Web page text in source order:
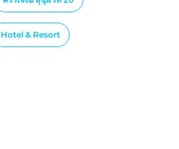
็Hotel & Resort